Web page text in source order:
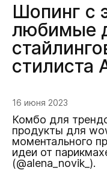
Шопинг с
любимые
стилиста
16 июня 2023
Комбо для
продукты для
моментального
идеи от
(@alena_novik_).